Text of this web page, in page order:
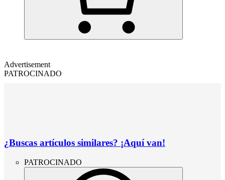
Advertisement
PATROCINADO
¿Buscas artículos similares? ¡Aquí van!
PATROCINADO